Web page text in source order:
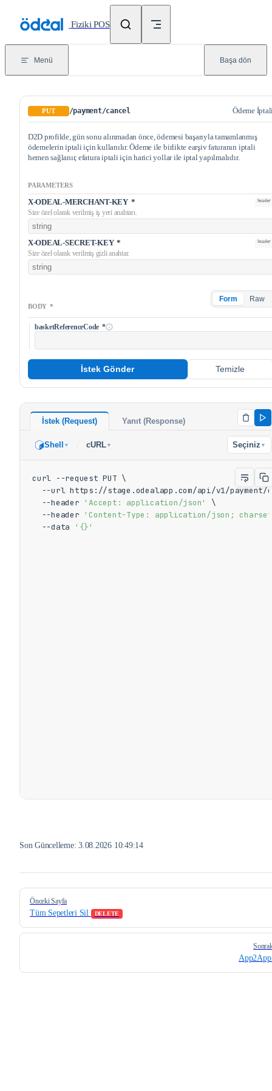
/Fiziki POS
Menü Başa dön
PUT /payment/cancel Ödeme
D2D profilde, gün sonu alınmadan önce, ödemesi başarıyla tamamlanmış
ödemelerin iptali için kullanılır. Ödeme ile birlikte earşiv faturanın iptali
hemen sağlanır, efatura iptali için harici yollar ile iptal yapılmalıdır.
PARAMETERS
X-ODEAL-MERCHANT-KEY * header
Size özel olarak verilmiş iş yeri anahtarı.
X-ODEAL-SECRET-KEY * header
Size özel olarak verilmiş gizli anahtar.
BODY *
Form Raw
basketReferenceCode *
İstek Gönder Temizle
İstek (Request) Yanıt (Response)
Shell ▼ cURL ▼ Seçiniz ▼
curl --request PUT \
--url https://stage.odealapp.com/api/v1/payment/
  --header
'Accept: application/json'
\
  --header
'Content-Type: application/json;
  --data
'{}'
Son Güncelleme:3.08.2026 10:49:14
Pager
Önceki Sayfa
Tüm Sepetleri Sil DELETE